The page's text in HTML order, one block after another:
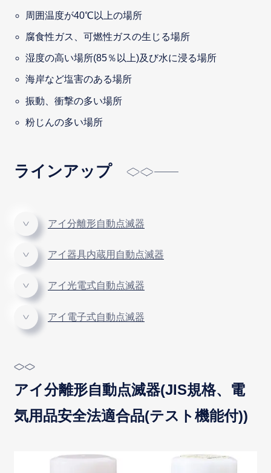
周囲温度が40℃以上の場所
腐食性ガス、可燃性ガスの生じる場所
湿度の高い場所(85％以上)及び水に浸る場所
海岸など塩害のある場所
振動、衝撃の多い場所
粉じんの多い場所
ラインアップ
アイ分離形自動点滅器
アイ器具内蔵用自動点滅器
アイ光電式自動点滅器
アイ電子式自動点滅器
アイ分離形自動点滅器(JIS規格、電
気用品安全法適合品(テスト機能付))